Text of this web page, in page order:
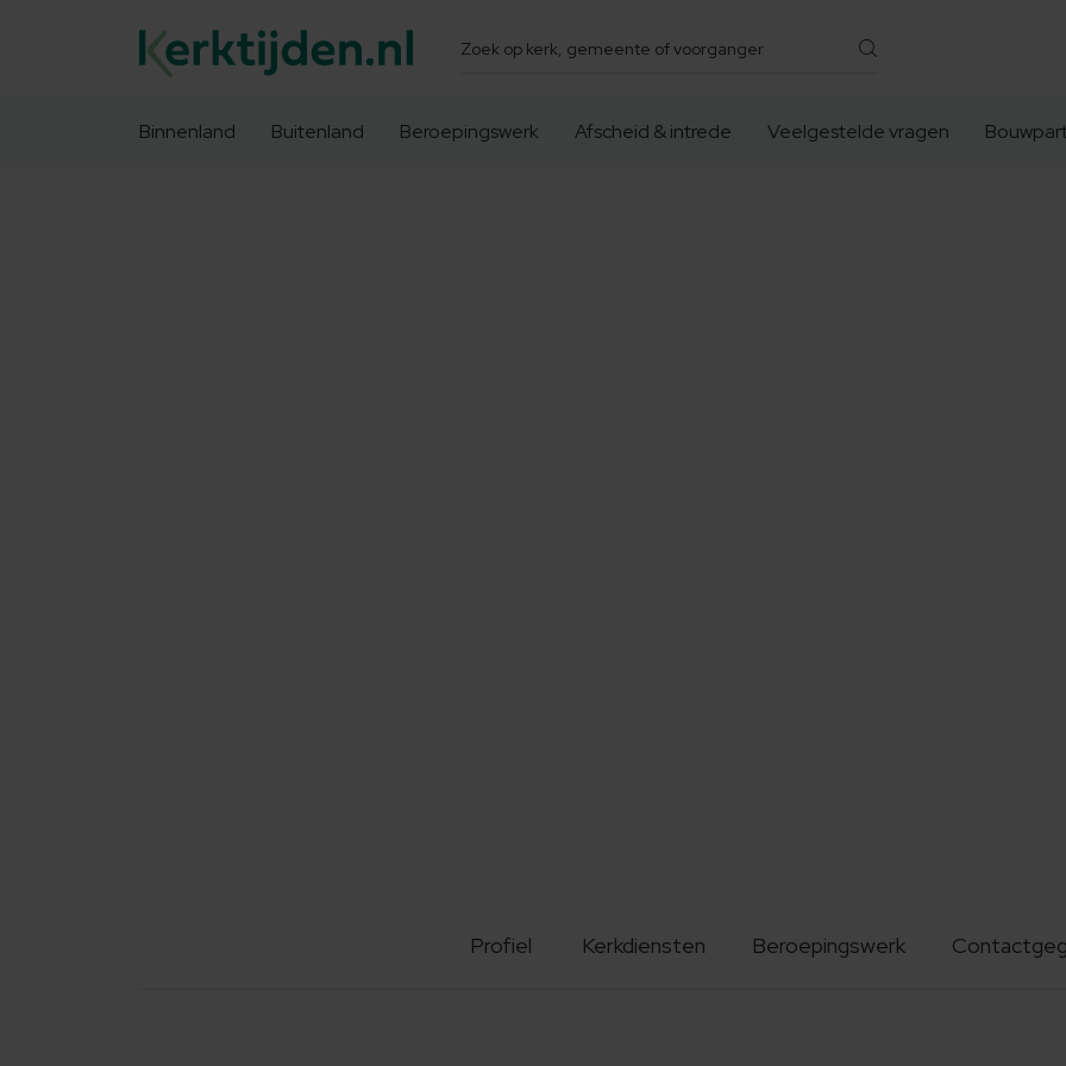
Zoeken
Binnenland Buitenland Beroepingswerk Afscheid & intrede Veelgestelde vragen
Profiel Kerkdiensten Beroepingswerk